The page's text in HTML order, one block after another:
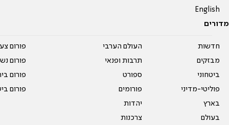
English
מדורים
חדשות
מבזקים
ביטחוני
פוליטי-מדיני
בארץ
בעולם
העולם הערבי
תרבות ופנאי
ספורט
פורומים
יהדות
צרכנות
פורום
פורום
פורום
פורום